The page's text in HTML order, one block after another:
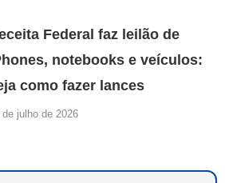
Federal faz leilão de
notebooks e veículos:
como fazer lances
de julho de 2026